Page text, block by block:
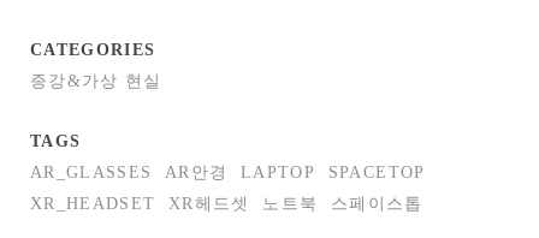
CATEGORIES
증강&가상 현실
TAGS
AR_GLASSES
AR안경 LAPTOP
SPACETOP
XR_HEADSET
XR헤드셋 노트북 스페이스톱